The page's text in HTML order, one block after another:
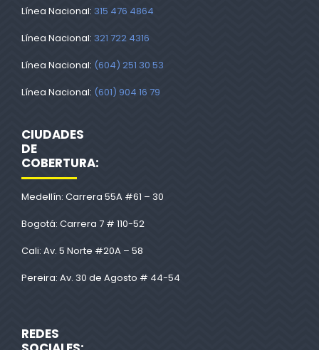
Línea Nacional: 315 476 4864
Línea Nacional: 321 722 4316
Línea Nacional: (604) 251 30 53
Línea Nacional: (601) 904 16 79
CIUDADES
DE
COBERTURA:
Medellín: Carrera 55A #61 – 30
Bogotá: Carrera 7 # 110-52
Cali: Av. 5 Norte #20A – 58
Pereira: Av. 30 de Agosto # 44-54
REDES